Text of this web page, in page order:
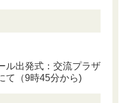
ル出発式：交流プラザ
て（9時45分から)